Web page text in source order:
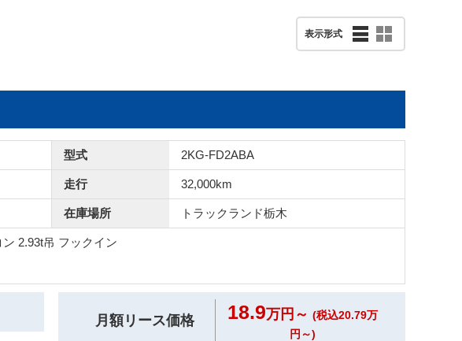
型式 2KG-FD2ABA
走行 32,000km
在庫場所 トラックランド栃木
2.93t吊 フックイン
月額リース価格 18.9万円～ (税込20.79万
円～)